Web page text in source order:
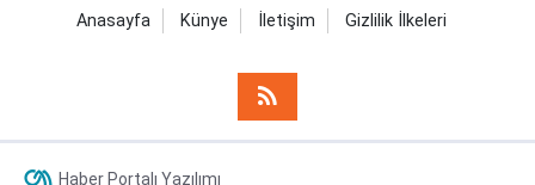
Anasayfa Künye İletişim Gizlilik İlkeleri
Haber Portalı Yazılımı